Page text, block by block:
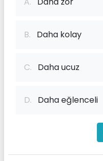
B. Daha kolay
C. Daha ucuz
D. Daha eğlenceli